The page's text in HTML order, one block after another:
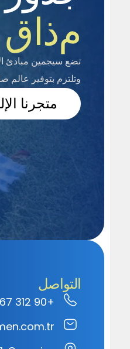
والمسؤولية
طحينة ومربى
مذاق
تضع سيجمين مبادئ
وتلتزم بتوفير عالم
متجرنا
التواصل
+90 312 267 15 84